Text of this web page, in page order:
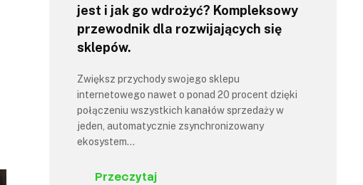
jest i jak go wdrożyć? Kompleksowy
przewodnik dla rozwijających się
sklepów.
Zwiększ przychody swojego sklepu
internetowego nawet o ponad 20 procent dzięki
połączeniu wszystkich kanałów sprzedaży w
jeden, automatycznie zsynchronizowany
ekosystem…
Przeczytaj